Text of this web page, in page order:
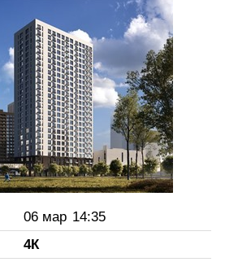
06 мар 14:35
4К